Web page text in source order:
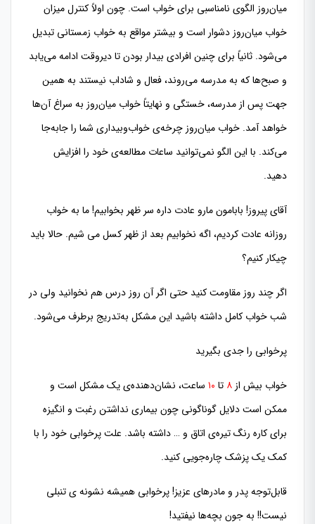
میان‌روز الگوی نامناسبی برای خواب است. چون اولاً کنترل میزان
خواب میان‌روز دشوار است و بیشتر مواقع به خواب زمستانی تبدیل
می‌شود. ثانیاً برای چنین افرادی بیدار بودن تا دیروقت ادامه می‌یابد
و صبح‌ها که به مدرسه می‌روند، فعال و شاداب نیستند به همین
جهت پس از مدرسه، خستگی و نهایتاً خواب میان‌روز به سراغ آن‌ها
خواهد آمد. خواب میان‌روز چرخه‌ی خواب‌وبیداری شما را جابه‌جا
می‌کند. با این الگو نمی‌توانید ساعات مطالعه‌ی خود را افزایش
دهید.
آقای پیروز! بابامون مارو عادت داره سر ظهر بخوابیم! ما به خواب
روزانه عادت کردیم، اگه نخوابیم بعد از ظهر کسل می شیم. حالا باید
چیکار کنیم؟
اگر چند روز مقاومت کنید حتی اگر آن روز درس هم نخوانید ولی در
شب خواب کامل داشته باشید این مشکل به‌تدریج برطرف می‌شود.
پرخوابی را جدی بگیرید
خواب بیش از ۸ تا ۱۰ ساعت، نشان‌دهنده‌ی یک مشکل است و
ممکن است دلایل گوناگونی چون بیماری نداشتن رغبت و انگیزه
برای کاره رنگ تیره‌ی اتاق و … داشته باشد. علت پرخوابی خود را با
کمک یک پزشک چاره‌جویی کنید.
قابل‌توجه پدر و مادرهای عزیز! پرخوابی همیشه نشونه ی تنبلی
نیست!! به جون بچه‌ها نیفتید!